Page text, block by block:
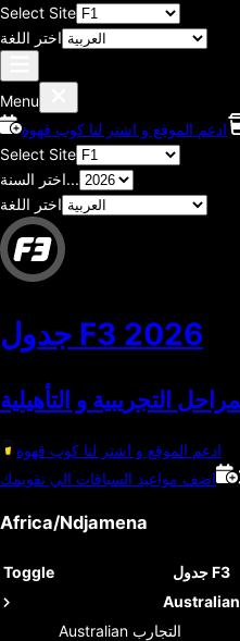
Select Site
اختر اللغة
Menu
ادعم الموقع و اشتر لنا كوب قهوة
Select Site
اختر السنة...
اختر اللغة
جدول F3 2026
التجريبية و التأهيلية
ادعم الموقع و اشتر لنا كوب قهوة
اضف مواعيد السباقات الي تقويمك
Africa/Ndjamena
Toggle جدول F3
Australian
Australian التجارب